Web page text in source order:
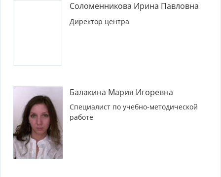
Соломенникова Ирина Павловна
Директор центра
Балакина Мария Игоревна
Специалист по учебно-методической
работе